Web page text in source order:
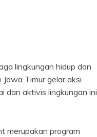
lingkungan hidup dan
Timur gelar aksi
dan aktivis lingkungan ini
merupakan program